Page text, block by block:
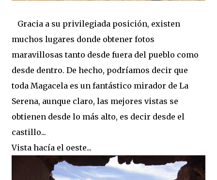
Gracia a su privilegiada posición, existen
muchos lugares donde obtener fotos
maravillosas tanto desde fuera del pueblo como
desde dentro. De hecho, podríamos decir que
toda Magacela es un fantástico mirador de La
Serena, aunque claro, las mejores vistas se
obtienen desde lo más alto, es decir desde el
castillo...
Vista hacía el oeste...